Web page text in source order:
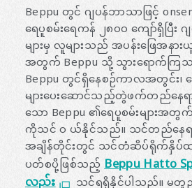
Beppu တွင် ဂျပန်ဘာသာဖြင့်
ရေပူစမ်းရေကန် ၂၈၀၀ ကျော်ရှိပြီး ဂ
များမှ လူများသည် အပန်းဖြေအန
အတွက် Beppu သို့ သွားရောက်ကြ
Beppu တွင်ရှိနေစဉ်ကာလအတွင်း၊ လျှ
များပေးဆောင်သည့်တွဲဖက်တည်နေရာ
သော Beppu ၏ရေပူစမ်းများအ
ကိုသင် ၀ ယ်နိုင်သည်။ သင်တည်နေ
အချိန်တိုင်းတွင် သင်တံဆိပ်ရိုက်နှိပ်ထာ
ပတ်စပို့ဖြစ်သည့်Beppu Hatto
သင်ရရှိနိုင်ပါသည်။ မတူ